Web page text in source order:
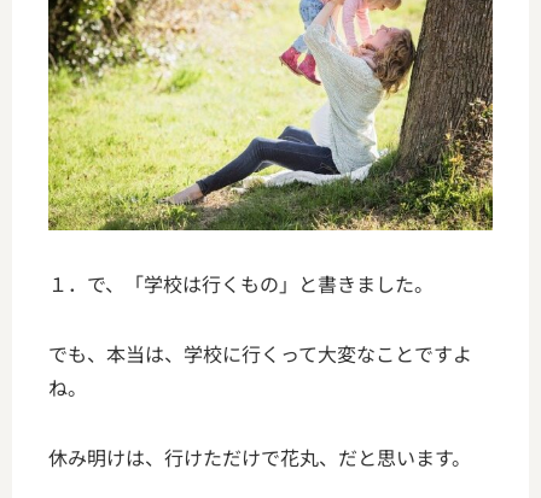
１．で、「学校は行くもの」と書きました。
でも、本当は、学校に行くって大変なことですよ
ね。
休み明けは、行けただけで花丸、だと思います。